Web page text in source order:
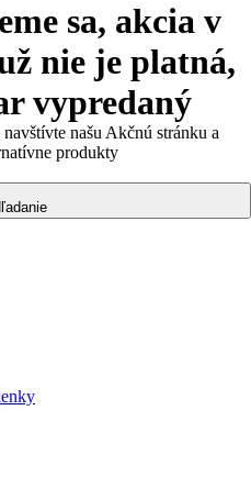
sa, akcia v
nie je platná,
vypredaný
našu Akčnú stránku a
produkty